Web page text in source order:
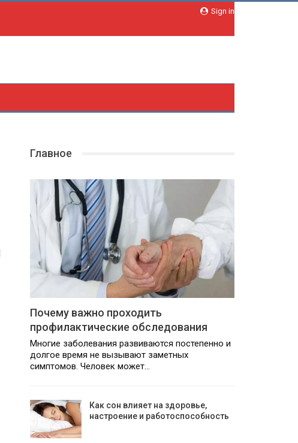
Sign in
Главное
Почему важно проходить
профилактические обследования
Многие заболевания развиваются постепенно и
долгое время не вызывают заметных
симптомов. Человек может…
Как сон влияет на здоровье,
настроение и работоспособность